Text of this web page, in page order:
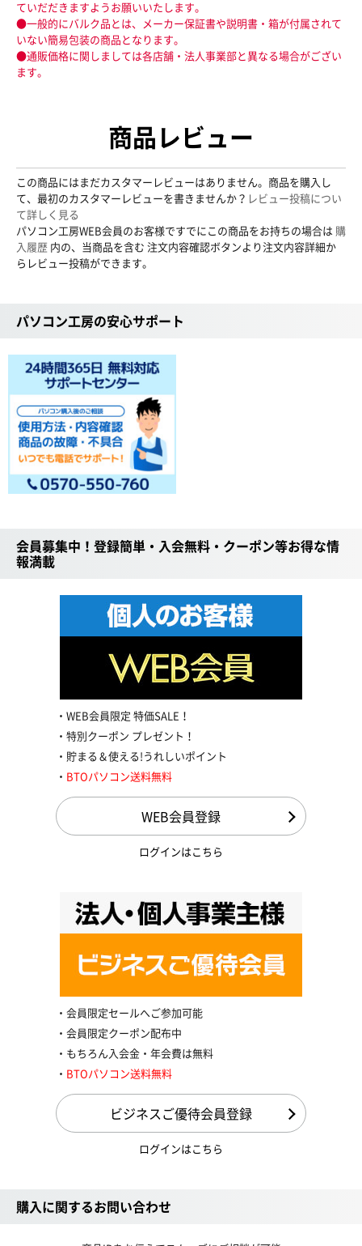
ていだだきますようお願いいたします。
●一般的にバルク品とは、メーカー保証書や説明書・箱が付属されて
いない簡易包装の商品となります。
●通販価格に関しましては各店舗・法人事業部と異なる場合がござい
ます。
商品レビュー
この商品にはまだカスタマーレビューはありません。商品を購入し
て、最初のカスタマーレビューを書きませんか？ レビュー投稿につい
て詳しく見る
パソコン工房WEB会員のお客様ですでにこの商品をお持ちの場合は 購
入履歴 内の、当商品を含む 注文内容確認ボタンより注文内容詳細か
らレビュー投稿ができます。
パソコン工房の安心サポート
会員募集中！登録簡単・入会無料・クーポン等お得な情
報満載
WEB会員限定 特価SALE！
特別クーポン プレゼント！
貯まる＆使える!うれしいポイント
BTOパソコン送料無料
WEB会員登録
ログインはこちら
会員限定セールへご参加可能
会員限定クーポン配布中
もちろん入会金・年会費は無料
BTOパソコン送料無料
ビジネスご優待会員登録
ログインはこちら
購入に関するお問い合わせ